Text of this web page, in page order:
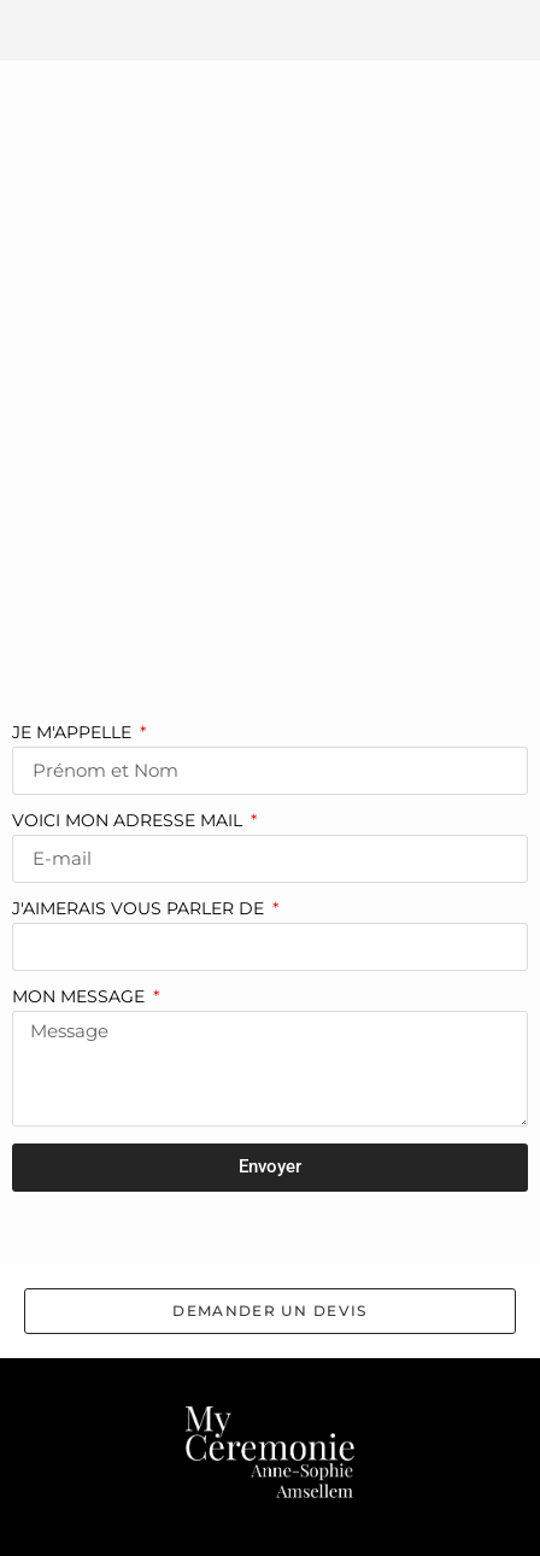
JE M'APPELLE
VOICI MON ADRESSE MAIL
J'AIMERAIS VOUS PARLER DE
MON MESSAGE
Envoyer
DEMANDER UN DEVIS